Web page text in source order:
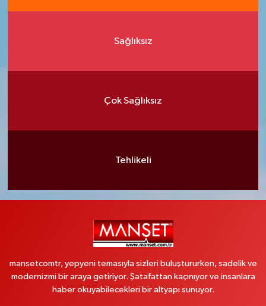
Sağlıksız
Çok Sağlıksız
Tehlikeli
mansetcomtr, yepyeni temasıyla sizleri buluştururken, sadelik ve
modernizmi bir araya getiriyor. Şatafattan kaçınıyor ve insanlara
haber okuyabilecekleri bir altyapı sunuyor.